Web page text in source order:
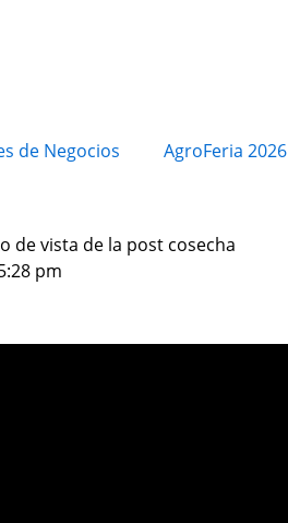
de Negocios AgroFeria 2026
de vista de la post cosecha
pm